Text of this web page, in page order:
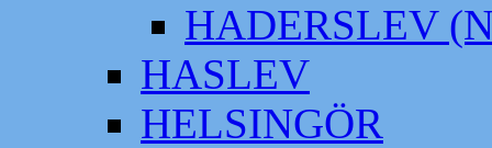
HADERSLEV
HASLEV
HELSINGÖR